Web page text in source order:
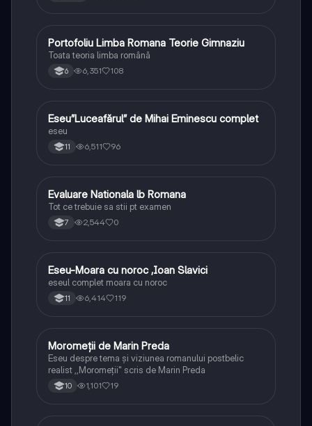
Limba și literatura română
Portofoliu Limba Romana Teorie Gimnaziu
Toata teoria limba română
6 6,351 108
Limba și literatura română
Eseu”Luceafărul” de Mihai Eminescu complet
eseu
11 6,511 96
Limba și literatura română
Evaluare Nationala lb Romana
Tot ce trebuie sa stii pt examen
7 2,544 0
Limba și literatura română
Eseu-Moara cu noroc ,Ioan Slavici
eseul complet moara cu noroc
11 6,414 119
Limba și literatura română
Moromeții de Marin Preda
Eseu despre tema și viziunea romanului postbelic
realist ,,Moromeții" scris de Marin Preda
10 1,101 19